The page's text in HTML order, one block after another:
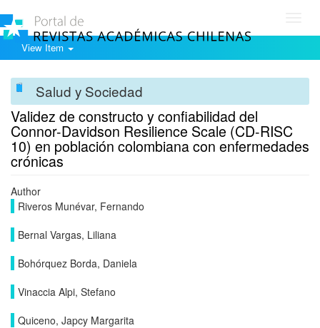
View Item
Salud y Sociedad
Validez de constructo y confiabilidad del
Connor-Davidson Resilience Scale (CD-RISC
10) en población colombiana con enfermedades
crónicas
Author
Riveros Munévar, Fernando
Bernal Vargas, Liliana
Bohórquez Borda, Daniela
Vinaccia Alpi, Stefano
Quiceno, Japcy Margarita